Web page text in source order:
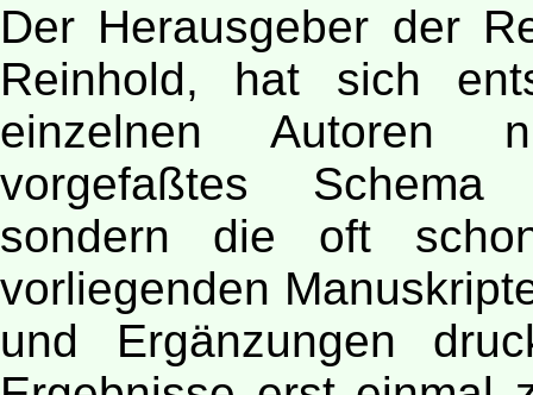
Der Herausgeber der
Reinhold, hat sich
einzelnen
vorgefaßtes
sondern die oft
vorliegenden
und Ergänzungen